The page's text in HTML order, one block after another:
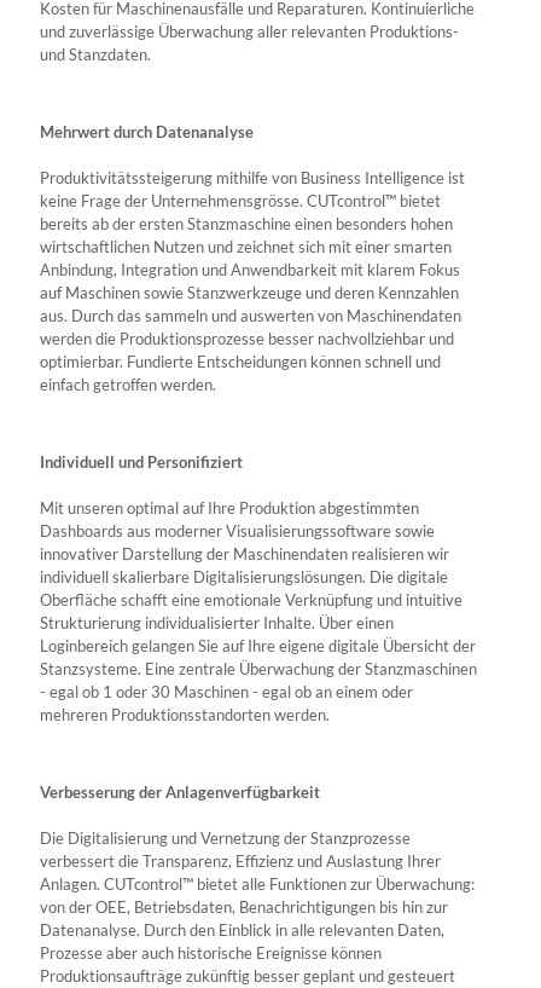
Kosten für Maschinenausfälle und Reparaturen. Kontinuierliche
und zuverlässige Überwachung aller relevanten Produktions-
und Stanzdaten.
Mehrwert durch Datenanalyse
Produktivitätssteigerung mithilfe von Business Intelligence ist
keine Frage der Unternehmensgrösse. CUTcontrol™ bietet
bereits ab der ersten Stanzmaschine einen besonders hohen
wirtschaftlichen Nutzen und zeichnet sich mit einer smarten
Anbindung, Integration und Anwendbarkeit mit klarem Fokus
auf Maschinen sowie Stanzwerkzeuge und deren Kennzahlen
aus. Durch das sammeln und auswerten von Maschinendaten
werden die Produktionsprozesse besser nachvollziehbar und
optimierbar. Fundierte Entscheidungen können schnell und
einfach getroffen werden.
Individuell und Personifiziert
Mit unseren optimal auf Ihre Produktion abgestimmten
Dashboards aus moderner Visualisierungssoftware sowie
innovativer Darstellung der Maschinendaten realisieren wir
individuell skalierbare Digitalisierungslösungen. Die digitale
Oberfläche schafft eine emotionale Verknüpfung und intuitive
Strukturierung individualisierter Inhalte. Über einen
Loginbereich gelangen Sie auf Ihre eigene digitale Übersicht der
Stanzsysteme. Eine zentrale Überwachung der Stanzmaschinen
- egal ob 1 oder 30 Maschinen - egal ob an einem oder
mehreren Produktionsstandorten werden.
Verbesserung der Anlagenverfügbarkeit
Die Digitalisierung und Vernetzung der Stanzprozesse
verbessert die Transparenz, Effizienz und Auslastung Ihrer
Anlagen. CUTcontrol™ bietet alle Funktionen zur Überwachung:
von der OEE, Betriebsdaten, Benachrichtigungen bis hin zur
Datenanalyse. Durch den Einblick in alle relevanten Daten,
Prozesse aber auch historische Ereignisse können
Produktionsaufträge zukünftig besser geplant und gesteuert